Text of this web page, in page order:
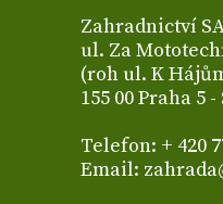
Zahradnictví
ul. Za
(roh ul. K
155 00 Praha 5
Telefon: + 420
Email: